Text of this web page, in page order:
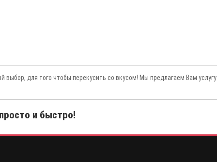
выбор, для того чтобы перекусить со вкусом! Мы предлагаем Вам
и быстро!